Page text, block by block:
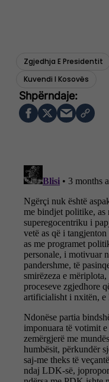
Zgjedhja E Presidentit
Kuvendi I Kosovës